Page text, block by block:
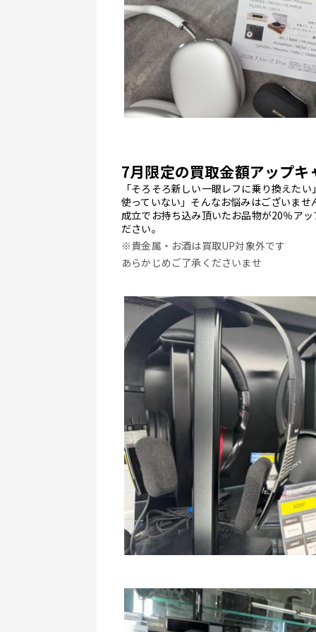
7月限定の買取金額アップ
「そろそろ新しい一眼レフに乗り換えた
使っていない」そんなお悩みはございま
成立でお持ち込み頂いたお品物が20％ア
ださい。
※貴金属・お酒は買取UP対象外です
あらかじめご了承くださいませ